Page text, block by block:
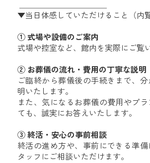
▼当日体感していただけること（内
① 式場や設備のご案内
式場や控室など、館内を実際にご覧
② お葬儀の流れ・費用の丁寧な説明
ご臨終から葬儀後の手続きまで、
明いたします。
また、気になるお葬儀の費用やプ
ても、誠実にお答えいたします。
③ 終活・安心の事前相談
終活の進め方や、事前にできる準
タッフにご相談いただけます。